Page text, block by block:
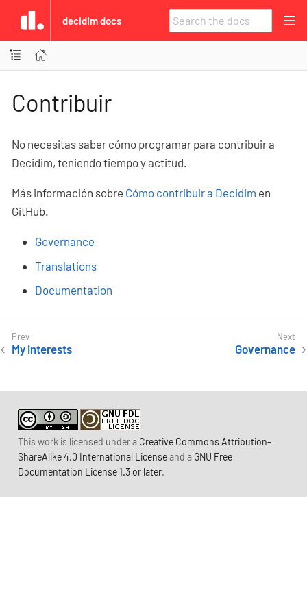
decidim docs
Contribuir
No necesitas saber cómo programar para contribuir a
Decidim, teniendo tiempo y actitud.
Más información sobre Cómo contribuir a Decidim en
GitHub.
Governance
Translations
Documentation
My interests Governance
This work is licensed under a Creative Commons Attribution-
ShareAlike 4.0 International Licenseand a GNU Free
Documentation License 1.3 or later.